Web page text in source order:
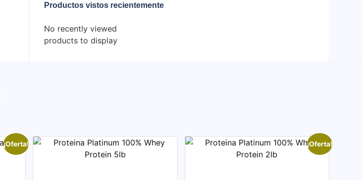
Productos vistos recientemente
No recently viewed
products to display
¡Oferta! ¡Oferta!